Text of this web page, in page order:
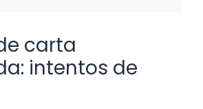
carta
intentos de